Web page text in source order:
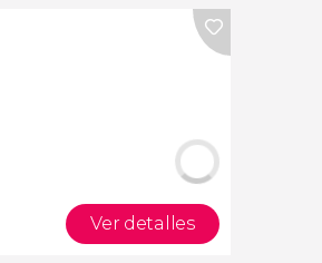
Ver detalles